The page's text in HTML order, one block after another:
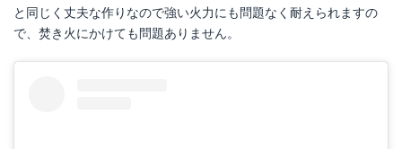
と同じく丈夫な作りなので強い火力にも問題なく耐えられますの
で、焚き火にかけても問題ありません。